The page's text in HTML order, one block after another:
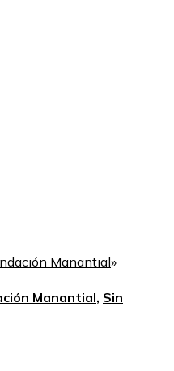
Manantial»
Manantial, Sin